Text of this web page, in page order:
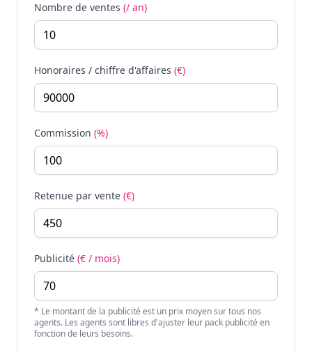
Nombre de ventes (/ an)
Honoraires / chiffre d'affaires (€)
Commission (%)
Retenue par vente (€)
Publicité (€ / mois)
* Le montant de la publicité est un prix moyen sur tous nos
agents. Les agents sont libres d'ajuster leur pack publicité en
fonction de leurs besoins.